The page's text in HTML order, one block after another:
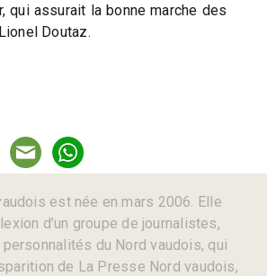
qui assurait la bonne marche des
Doutaz.
est née en mars 2006. Elle
d’un groupe de journalistes,
du Nord vaudois, qui
de La Presse Nord vaudois,